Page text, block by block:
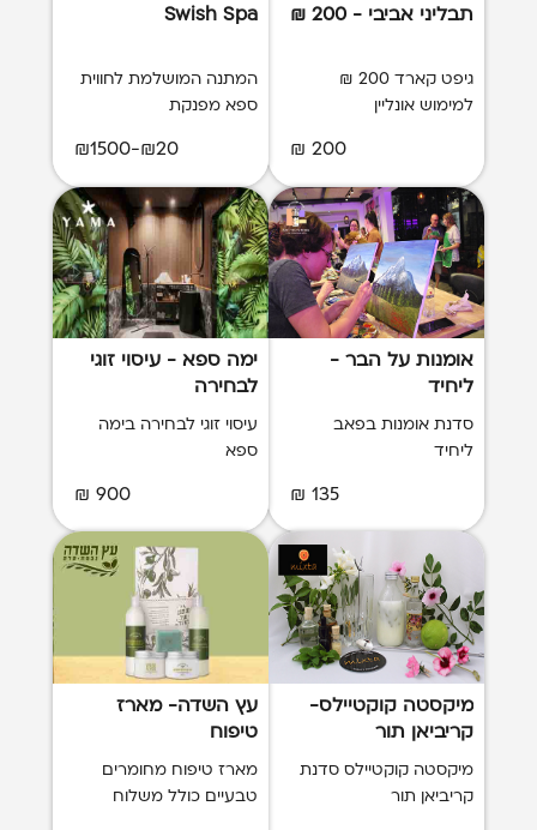
תבליני אביבי - 200 ₪
גיפט קארד 200 ₪
למימוש אונליין
200 ₪
Swish Spa
המתנה המושלמת לחווית
ספא מפנקת
₪20-₪1500
אומנות על הבר -
ליחיד
סדנת אומנות בפאב
ליחיד
135 ₪
ימה ספא - עיסוי זוגי
לבחירה
עיסוי זוגי לבחירה בימה
ספא
900 ₪
מיקסטה קוקטיילס-
קריביאן תור
מיקסטה קוקטיילס סדנת
קריביאן תור
עץ השדה- מארז
טיפוח
מארז טיפוח מחומרים
טבעיים כולל משלוח